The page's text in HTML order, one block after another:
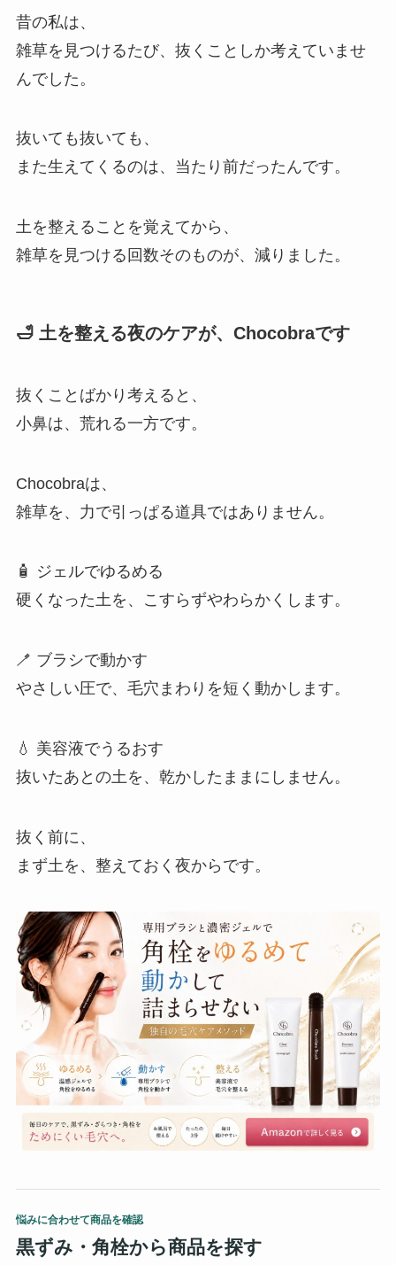
昔の私は、
雑草を見つけるたび、抜くことしか考えていませ
んでした。
抜いても抜いても、
また生えてくるのは、当たり前だったんです。
土を整えることを覚えてから、
雑草を見つける回数そのものが、減りました。
🛁 土を整える夜のケアが、Chocobraです
抜くことばかり考えると、
小鼻は、荒れる一方です。
Chocobraは、
雑草を、力で引っぱる道具ではありません。
🧴 ジェルでゆるめる
硬くなった土を、こすらずやわらかくします。
🪥 ブラシで動かす
やさしい圧で、毛穴まわりを短く動かします。
💧 美容液でうるおす
抜いたあとの土を、乾かしたままにしません。
抜く前に、
まず土を、整えておく夜からです。
悩みに合わせて商品を確認
黒ずみ・角栓から商品を探す